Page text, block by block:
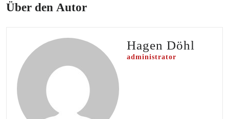
Über den Autor
Hagen Döhl
administrator